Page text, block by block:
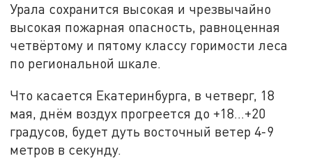
Урала сохранится высокая и чрезвычайно
высокая пожарная опасность, равноценная
четвёртому и пятому классу горимости леса
по региональной шкале.
Что касается Екатеринбурга, в четверг, 18
мая, днём воздух прогреется до +18…+20
градусов, будет дуть восточный ветер 4-9
метров в секунду.